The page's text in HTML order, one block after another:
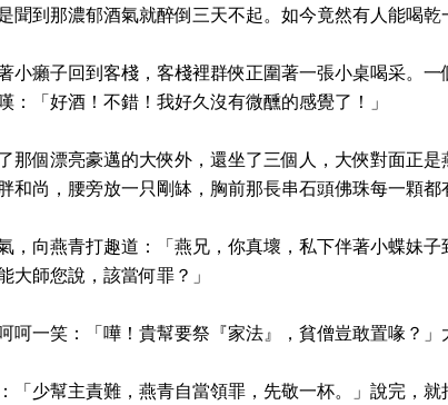
聞到那濃郁酒氣就醉倒三天不起。如今竟然有人能喝乾
小癩子回到客棧，客棧裡群俠正圍著一張小桌喝采。
：「好酒！不錯！我好久沒有微醺的感覺了！」
那個漂亮豪邁的大俠外，還坐了三個人，大俠對面正
和尚，腰旁放一只剛缽，胸前那長串石頭佛珠每一顆都
，向燕青打趣道：「燕兄，你真壞，私下伴著小蝶妹
大師您說，該當何罪？」
呵一笑：「嘩！貴幫要祭『家法』，貧僧豈敢置喙？」
「少幫主責難，燕青自當領罪，先敬一杯。」說完，